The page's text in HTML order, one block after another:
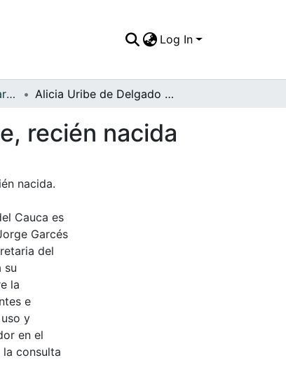
Log In
APFFVC - Fotos Familiares - Patrimonial Alicia Uribe de Delgado con la niña Gloria Cruz Uribe, recién nacida
recién nacida
nacida.
Cauca es
Garcés
del
su
la
e
y
en el
consulta